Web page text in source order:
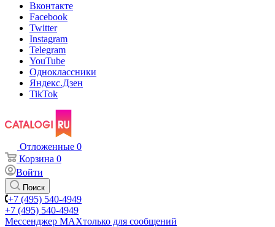
Вконтакте
Facebook
Twitter
Instagram
Telegram
YouTube
Одноклассники
Яндекс.Дзен
TikTok
Отложенные 0
Корзина 0
Войти
Поиск
+7 (495) 540-4949
+7 (495) 540-4949
Мессенджер МАХтолько для сообщений